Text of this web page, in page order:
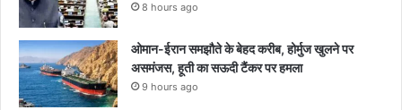
8 hours ago
ओमान-ईरान समझौते के बेहद करीब, होर्मुज खुलने पर
असमंजस, हूती का सऊदी टैंकर पर हमला
9 hours ago